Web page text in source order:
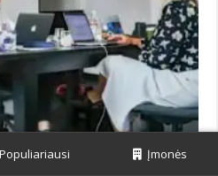
Populiariausi Įmonės